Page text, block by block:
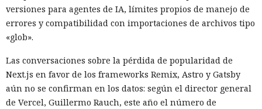
versiones para agentes de IA, límites propios de manejo de
errores y compatibilidad con importaciones de archivos tipo
«glob».
Las conversaciones sobre la pérdida de popularidad de
Next.js en favor de los frameworks Remix, Astro y Gatsby
aún no se confirman en los datos: según el director general
de Vercel, Guillermo Rauch, este año el número de